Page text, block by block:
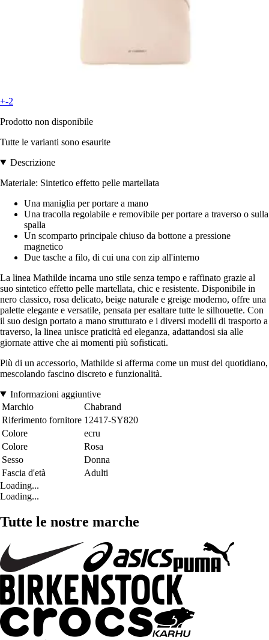
+-2
Prodotto non disponibile
Tutte le varianti sono esaurite
Descrizione
Materiale: Sintetico effetto pelle martellata
Una maniglia per portare a mano
Una tracolla regolabile e removibile per portare a traverso o sulla
spalla
Un scomparto principale chiuso da bottone a pressione
magnetico
Due tasche a filo, di cui una con zip all'interno
La linea Mathilde incarna uno stile senza tempo e raffinato grazie al
suo sintetico effetto pelle martellata, chic e resistente. Disponibile in
nero classico, rosa delicato, beige naturale e greige moderno, offre una
palette elegante e versatile, pensata per esaltare tutte le silhouette. Con
il suo design portato a mano strutturato e i diversi modelli di trasporto a
traverso, la linea unisce praticità ed eleganza, adattandosi sia alle
giornate attive che ai momenti più sofisticati.
Più di un accessorio, Mathilde si afferma come un must del quotidiano,
mescolando fascino discreto e funzionalità.
Informazioni aggiuntive
Marchio
Chabrand
Riferimento fornitore 12417-SY820
Colore
ecru
Colore
Rosa
Sesso
Donna
Fascia d'età
Adulti
Loading...
Loading...
Tutte le nostre marche